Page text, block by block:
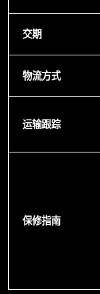
交期
物流方式
运输跟踪
保修指南